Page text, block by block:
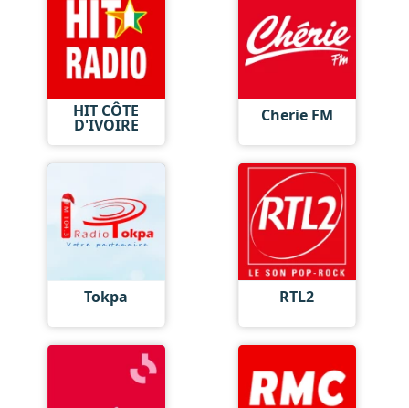
HIT CÔTE
D'IVOIRE Cherie FM
Tokpa RTL2